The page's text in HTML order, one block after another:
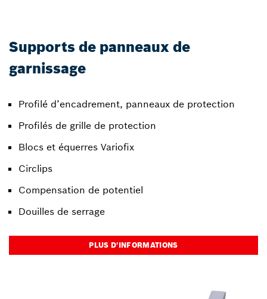
Supports de panneaux de
garnissage
Profilé d’encadrement, panneaux de protection
Profilés de grille de protection
Blocs et équerres Variofix
Circlips
Compensation de potentiel
Douilles de serrage
PLUS D’INFORMATIONS